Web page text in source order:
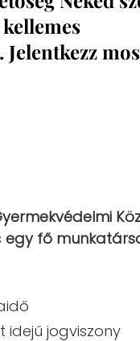
egy fő
jogviszony